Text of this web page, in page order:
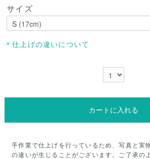
サイズ
＊仕上げの違いについて
カートに入れる
手作業で仕上げを行っているため、写真と実
の違いが生じることがございます。ご了承の